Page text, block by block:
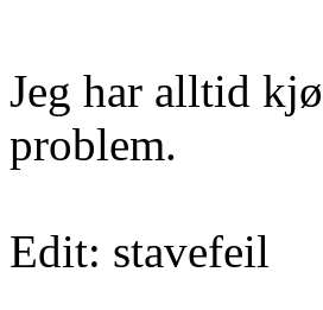
Jeg har alltid
problem.
Edit: stavefeil